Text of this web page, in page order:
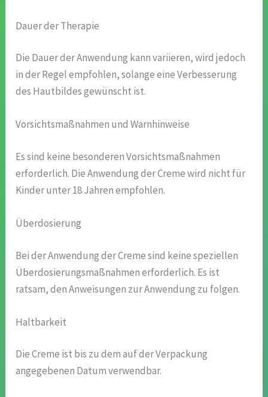
Dauer der Therapie
Die Dauer der Anwendung kann variieren, wird jedoch
in der Regel empfohlen, solange eine Verbesserung
des Hautbildes gewünscht ist.
Vorsichtsmaßnahmen und Warnhinweise
Es sind keine besonderen Vorsichtsmaßnahmen
erforderlich. Die Anwendung der Creme wird nicht für
Kinder unter 18 Jahren empfohlen.
Überdosierung
Bei der Anwendung der Creme sind keine speziellen
Überdosierungsmaßnahmen erforderlich. Es ist
ratsam, den Anweisungen zur Anwendung zu folgen.
Haltbarkeit
Die Creme ist bis zu dem auf der Verpackung
angegebenen Datum verwendbar.